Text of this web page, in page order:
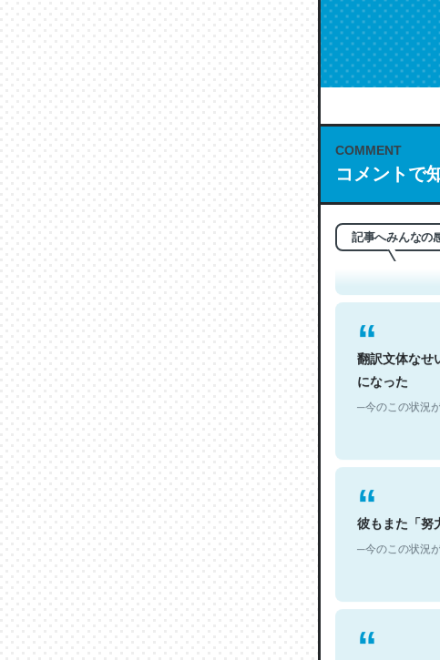
COMMENT
コメントで
記事へみんなの
これは名文。
もお勧め。
─今のこの状況
翻訳文体なせ
になった
─今のこの状況
彼もまた「努
─今のこの状況
トークンにつ